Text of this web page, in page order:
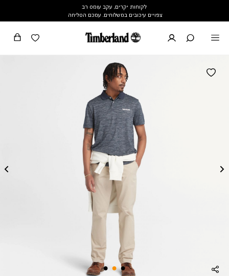
לקוחות יקרים, עקב עומס רב
צפויים עיכובים במשלוחים. עמכם הסליחה